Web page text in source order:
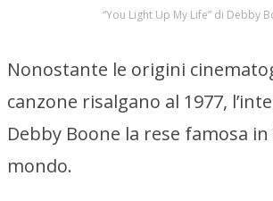
“You Light Up My Life” di Debby
Nonostante le origini
canzone risalgano al 1977,
Debby Boone la rese famosa
mondo.